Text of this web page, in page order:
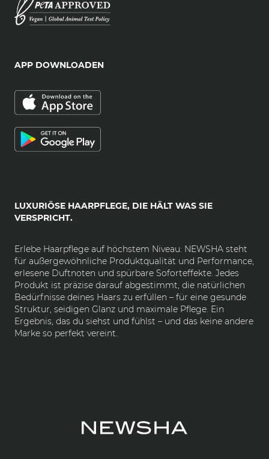
LUXURIÖSE HAARPFLEGE, DIE HÄLT WAS SIE
VERSPRICHT.
Erlebe Haarpflege auf höchstem Niveau: NEWSHA steht
für außergewöhnliche Produktqualität und Performance,
erlesene Duftnoten und spürbare Soforteffekte. Jedes
Produkt ist präzise darauf abgestimmt, die natürlichen
Bedürfnisse deines Haars zu erfüllen – für eine gesunde
Struktur, seidigen Glanz und maximale Pflege. Ein
Ergebnis, das du siehst und fühlst – und das keine andere
Marke so perfekt vereint.
APP DOWNLOADEN